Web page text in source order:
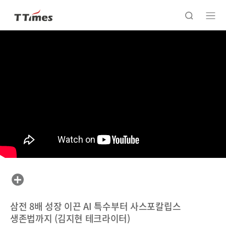
삼전 8배 성장 이끈 AI 특수부터 사스포칼립스
생존법까지 (김지현 테크라이터)